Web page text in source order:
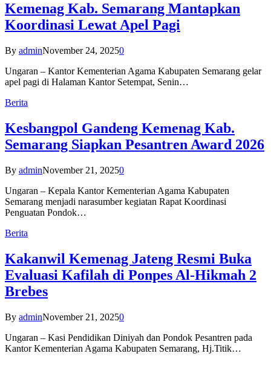
Kemenag Kab. Semarang Mantapkan
Koordinasi Lewat Apel Pagi
By adminNovember 24, 20250
Ungaran – Kantor Kementerian Agama Kabupaten Semarang gelar
apel pagi di Halaman Kantor Setempat, Senin…
Berita
Kesbangpol Gandeng Kemenag Kab.
Semarang Siapkan Pesantren Award 2026
By adminNovember 21, 20250
Ungaran – Kepala Kantor Kementerian Agama Kabupaten
Semarang menjadi narasumber kegiatan Rapat Koordinasi
Penguatan Pondok…
Berita
Kakanwil Kemenag Jateng Resmi Buka
Evaluasi Kafilah di Ponpes Al-Hikmah 2
Brebes
By adminNovember 21, 20250
Ungaran – Kasi Pendidikan Diniyah dan Pondok Pesantren pada
Kantor Kementerian Agama Kabupaten Semarang, Hj.Titik…